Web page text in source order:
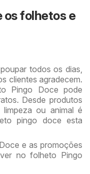
os folhetos e
todos os dias,
clientes agradecem.
Pingo Doce pode
Desde produtos
limpeza ou animal é
pingo doce esta
e as promoções
no folheto Pingo